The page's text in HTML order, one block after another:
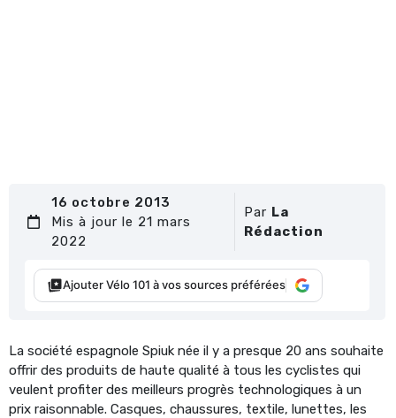
16 octobre 2013
Mis à jour le 21 mars
2022
Par La
Rédaction
Ajouter Vélo 101 à vos sources préférées
La société espagnole Spiuk née il y a presque 20 ans souhaite
offrir des produits de haute qualité à tous les cyclistes qui
veulent profiter des meilleurs progrès technologiques à un
prix raisonnable. Casques, chaussures, textile, lunettes, les